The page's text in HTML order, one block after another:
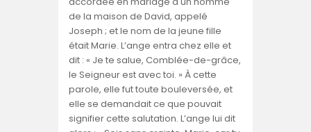
de la maison de David, appelé
Joseph ; et le nom de la jeune fille
était Marie. L’ange entra chez elle et
dit : « Je te salue, Comblée-de-grâce,
le Seigneur est avec toi. » À cette
parole, elle fut toute bouleversée, et
elle se demandait ce que pouvait
signifier cette salutation. L’ange lui dit